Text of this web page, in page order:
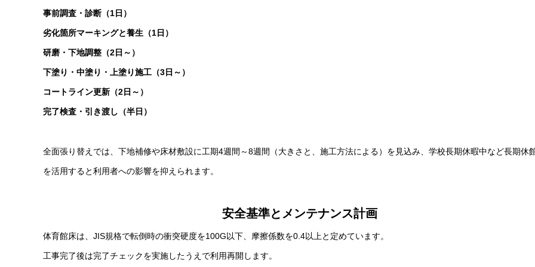
事前調査・診断（1日）
劣化箇所マーキングと養生（1日）
研磨・下地調整（2日～）
下塗り・中塗り・上塗り施工（3日～）
コートライン更新（2日～）
完了検査・引き渡し（半日）
全面張り替えでは、下地補修や床材敷設に工期4週間～8週間（大きさと、施工方法による）を見込み、学校長期休暇中など長期休
を活用すると利用者への影響を抑えられます。
安全基準とメンテナンス計画
体育館床は、JIS規格で転倒時の衝突硬度を100G以下、摩擦係数を0.4以上と定めています。
工事完了後は完了チェックを実施したうえで利用再開します。